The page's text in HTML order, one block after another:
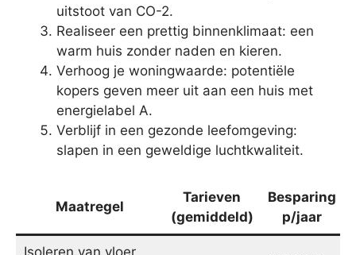
uitstoot van CO-2.
Realiseer een prettig binnenklimaat: een
warm huis zonder naden en kieren.
Verhoog je woningwaarde: potentiële
kopers geven meer uit aan een huis met
energielabel A.
Verblijf in een gezonde leefomgeving:
slapen in een geweldige luchtkwaliteit.
Maatregel
Tarieven
(gemiddeld)
Besparing
p/jaar